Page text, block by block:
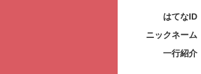
はてなID
ニックネーム
一行紹介